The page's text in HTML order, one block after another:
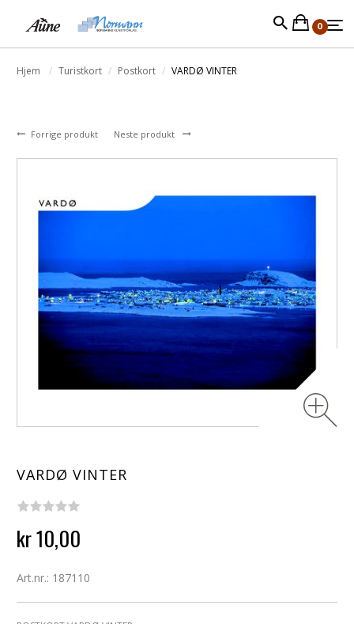
0
Hjem Turistkort Postkort VARDØ VINTER
Forrige produkt Neste produkt
VARDØ VINTER
kr 10,00
Art.nr.: 187110